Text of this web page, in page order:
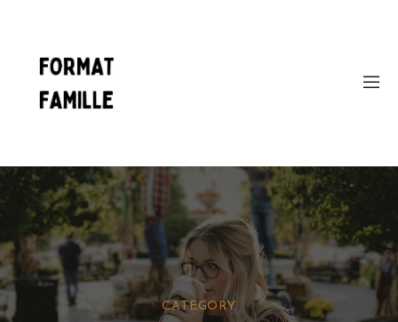
CATEGORY